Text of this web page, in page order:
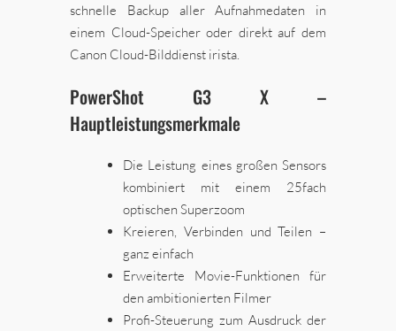
schnelle Backup aller Aufnahmedaten in
einem Cloud-Speicher oder direkt auf dem
Canon Cloud-Bilddienst irista.
PowerShot G3 X –
Hauptleistungsmerkmale
Die Leistung eines großen Sensors
kombiniert mit einem 25fach
optischen Superzoom
Kreieren, Verbinden und Teilen –
ganz einfach
Erweiterte Movie-Funktionen für
den ambitionierten Filmer
Profi-Steuerung zum Ausdruck der